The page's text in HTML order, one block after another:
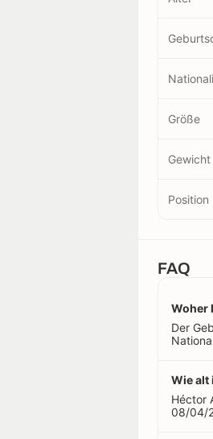
Größe
Gewicht
Position
FAQ
Woher
Der
Wie alt
Héctor
08/04/